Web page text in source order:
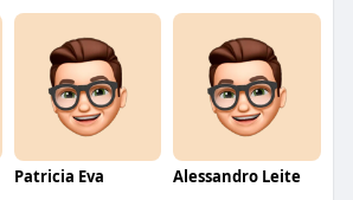
Patricia Eva Alessandro Leite